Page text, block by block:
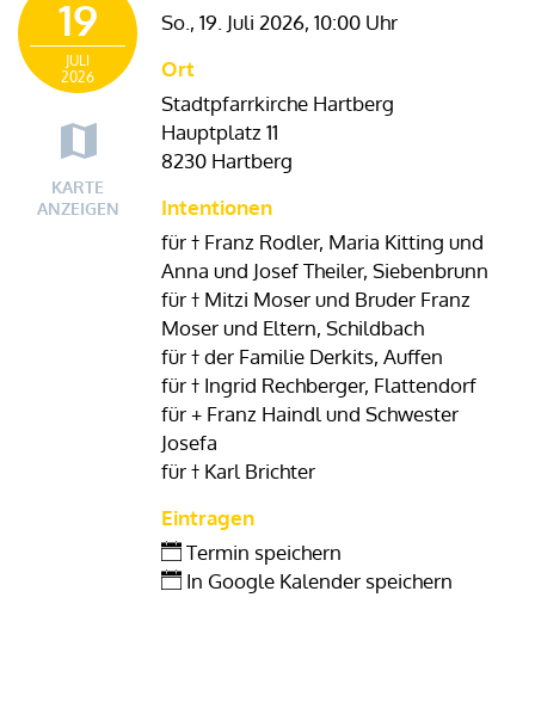
19
JULI
2026
KARTE
ANZEIGEN
So., 19. Juli 2026, 10:00 Uhr
Ort
Stadtpfarrkirche Hartberg
Hauptplatz 11
8230 Hartberg
Intentionen
für † Franz Rodler, Maria Kitting und
Anna und Josef Theiler, Siebenbrunn
für † Mitzi Moser und Bruder Franz
Moser und Eltern, Schildbach
für † der Familie Derkits, Auffen
für † Ingrid Rechberger, Flattendorf
für + Franz Haindl und Schwester
Josefa
für † Karl Brichter
Eintragen
Termin speichern
In Google Kalender speichern